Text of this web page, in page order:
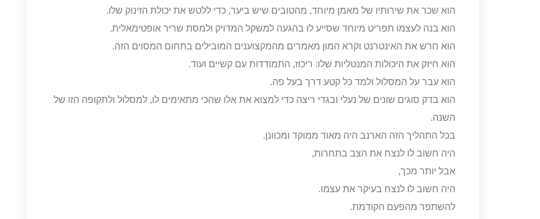
הוא שכר את שירותיו של מאמן מיוחד, מהטובים שיש ביער, כדי ללטש את יכולת הזינוק שלו.
הוא בנה לעצמו תפריט מיוחד שסייע לו בהגעה למשקל המדויק ולמסת שריר אופטימאלית.
הוא חרש את האינטרנט וקרא המון מאמרים מהמקצוענים המובילים בתחום המסוים הזה.
הוא חיזק את היכולות המנטליות שלו: ריכוז, התמודדות עם קשיים ועוד.
הוא עבר על המסלול ולמד כל קטע דרך בעל פה.
הוא בדק סוגים שונים של נעלי ובגדי ריצה כדי למצוא את אלו שהכי מתאימים לו, למסלול ולתקופה הזו של
השנה.
בכל התהליך הזה הארנב היה מאוד ממוקד ומכוונן.
היה חשוב לו לנצח את הצב בתחרות,
אבל יותר מכך,
היה חשוב לו לנצח בעיקר את עצמו.
להשתפר מהפעם הקודמת.